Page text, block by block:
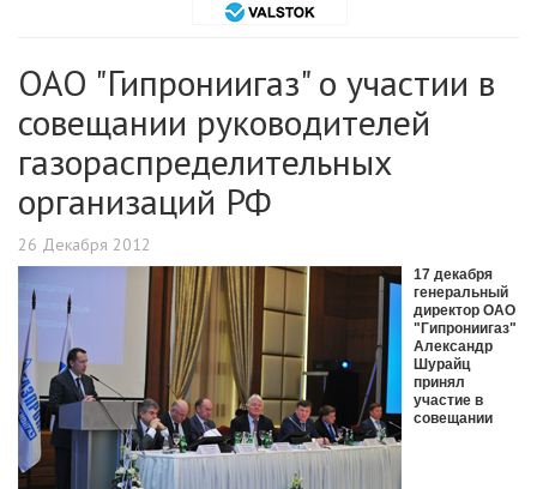
ОАО "Гипрониигаз" о участии в
совещании руководителей
газораспределительных
организаций РФ
26 Декабря 2012
17 декабря
генеральный
директор ОАО
"Гипрониигаз"
Александр
Шурайц
принял
участие в
совещании